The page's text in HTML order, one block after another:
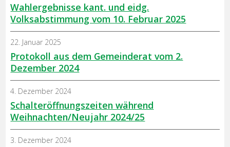
Wahlergebnisse kant. und eidg.
Volksabstimmung vom 10. Februar 2025
Protokoll aus dem Gemeinderat vom 2.
Dezember 2024
22. Januar 2025
Schalteröffnungszeiten während
Weihnachten/Neujahr 2024/25
4. Dezember 2024
3. Dezember 2024